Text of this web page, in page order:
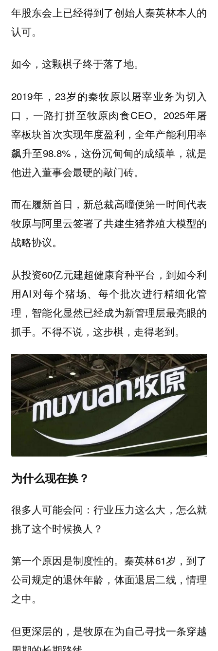
年股东会上已经得到了创始人秦英林本人的
认可。
如今，这颗棋子终于落了地。
2019年，23岁的秦牧原以屠宰业务为切入
口，一路打拼至牧原肉食CEO。2025年屠
宰板块首次实现年度盈利，全年产能利用率
飙升至98.8%，这份沉甸甸的成绩单，就是
他进入董事会最硬的敲门砖。
而在履新首日，新总裁高曈便第一时间代表
牧原与阿里云签署了共建生猪养殖大模型的
战略协议。
从投资60亿元建超健康育种平台，到如今利
用AI对每个猪场、每个批次进行精细化管
理，智能化显然已经成为新管理层最亮眼的
抓手。不得不说，这步棋，走得老到。
为什么现在换？
很多人可能会问：行业压力这么大，怎么就
挑了这个时候换人？
第一个原因是制度性的。秦英林61岁，到了
公司规定的退休年龄，体面退居二线，情理
之中。
但更深层的，是牧原在为自己寻找一条穿越